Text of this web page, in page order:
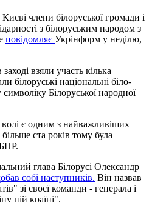
члени білоруської громади і
з білоруським народом з
повідомляє Укрінформ у неділю,
взяли участь кілька
білоруські національні біло-
Білоруської народної
є одним з найважливіших
ста років тому була
глава Білорусі Олександр
собі наступників. Він назвав
зі своєї команди - генерала і
цій країні".